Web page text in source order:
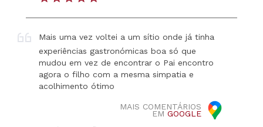
Mais uma vez voltei a um sítio onde já tinha
experiências gastronómicas boa só que
mudou em vez de encontrar o Pai encontro
agora o filho com a mesma simpatia e
acolhimento ótimo
MAIS COMENTÁRIOS
EM GOOGLE